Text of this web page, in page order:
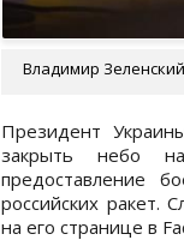
Владимир
Президент
закрыть небо
предоставление
российских ракет.
на его странице в